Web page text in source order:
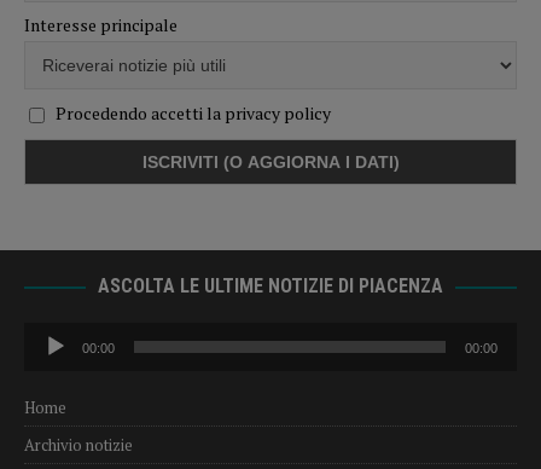
Interesse principale
Procedendo accetti la privacy policy
ASCOLTA LE ULTIME NOTIZIE DI PIACENZA
Audio
Player
00:00 00:00
Home
Archivio notizie